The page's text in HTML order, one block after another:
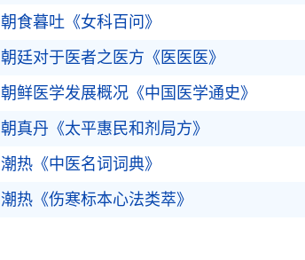
朝食暮吐《女科百问》
朝廷对于医者之医方《医医医》
朝鲜医学发展概况《中国医学通史》
朝真丹《太平惠民和剂局方》
潮热《中医名词词典》
潮热《伤寒标本心法类萃》